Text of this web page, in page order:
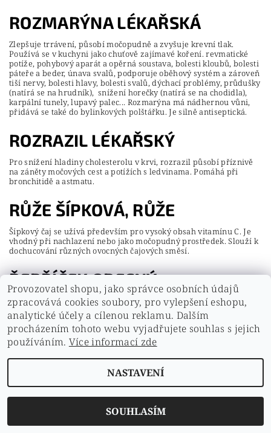
ROZMARÝNA LÉKAŘSKÁ
Zlepšuje trrávení, působí močopudně a zvyšuje krevní tlak.
Používá se v kuchyni jako chuťově zajímavé koření. revmatické
potíže, pohybový aparát a opěrná soustava, bolesti kloubů, bolesti
páteře a beder, únava svalů, podporuje oběhový systém a zároveň
tiší nervy, bolesti hlavy, bolesti svalů, dýchací problémy, průdušky
(natírá se na hrudník), snížení horečky (natírá se na chodidla),
karpální tunely, lupavý palec... Rozmarýna má nádhernou vůni,
přidává se také do bylinkových polštářku. Je silně antiseptická.
ROZRAZIL LÉKAŘSKÝ
Pro snížení hladiny cholesterolu v krvi, rozrazil působí příznivě
na záněty močových cest a potížích s ledvinama. Pomáhá při
bronchitidě a astmatu.
RŮŽE ŠÍPKOVÁ, RŮŽE
Šípkový čaj se užívá především pro vysoký obsah vitamínu C. Je
vhodný při nachlazení nebo jako močopudný prostředek. Slouží k
dochucování různých ovocných čajových směsí.
ŘEBŘÍČEK OBECNÝ
Užívá se pro zlepšení trávení, bolestech hlavy, k celkovému
posílení organismu, k uvolnění křečí v trávicím ústrojí, podporuje
odkašlávání. Působí protizánětlivě a podporuje hojení. Zevně se
používá jako koupel při nehojících se, hnisavých ranách, kožních
vyrážkách, k omývání bolestivých prasklin, hemeroidech i jako
kloktadlo při zánětech dásní. Významnou roli hraje při léčení
ženských potíží. Dále se užívá tradičně na hemeroidy, bolest
břicha při menstruaci, křeče s návaly, vředy, křečové žíly, ekzém,
vyrážky, doplnění pigmentace, popraskané ruce, prsty, chodidla,
kůže, plíseň nehtů, plíseň na rukou, na nohou... Řebříček je
především ženská bylinka, říká se, že kdyby si každá žena
natrhala na procházce kytičku řebříčku, ušetřila by si mnohé
Provozovatel shopu, jako správce osobních údajů
zpracovává cookies soubory, pro vylepšení eshopu,
analytické účely a cílenou reklamu. Dalším
procházením tohoto webu vyjadřujete souhlas s jejich
používáním. Více informací zde
NASTAVENÍ
SOUHLASÍM